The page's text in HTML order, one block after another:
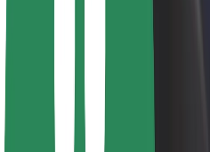
Udržitelnost podle Boltu
Projekt Zero